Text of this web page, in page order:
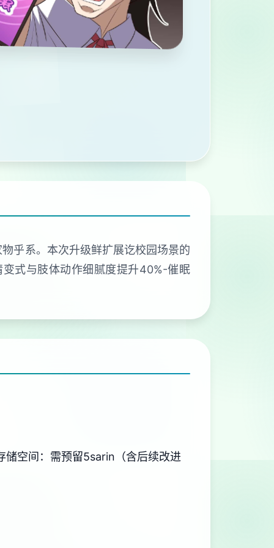
乎系。本次升级鲜扩展讫校园场景的
式与肢体动作细腻度提升40%-催眠
储空间​ ​：需预留5sarin（含后续改进